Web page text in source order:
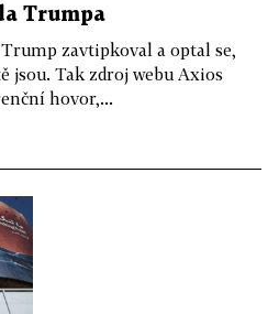
Trumpa
zavtipkoval a optal se,
jsou. Tak zdroj webu Axios
hovor,...